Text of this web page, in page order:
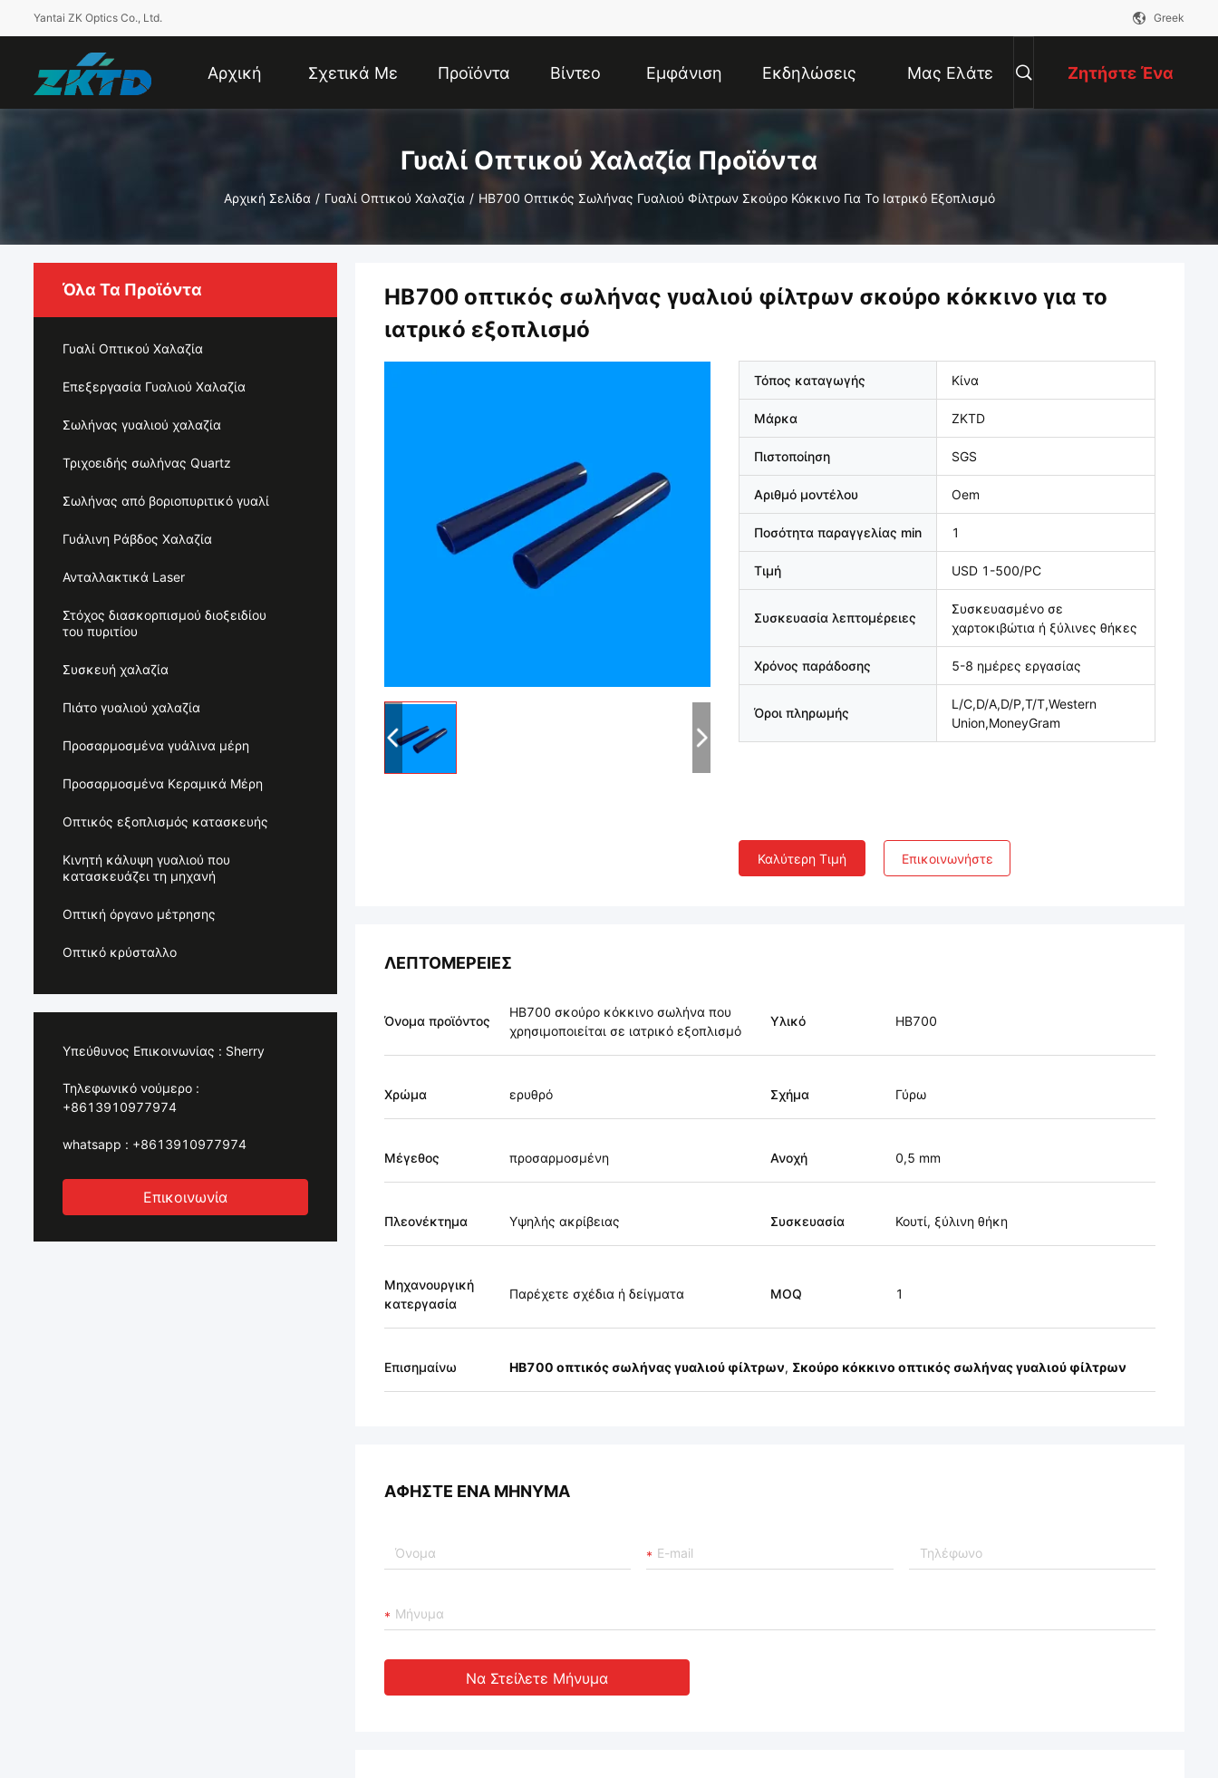
Yantai ZK Optics Co., Ltd. Greek
Αρχική Σχετικά Με Προϊόντα Βίντεο Εμφάνιση Εκδηλώσεις Μας Ελάτε Ζητήστε Ένα
Γυαλί Οπτικού Χαλαζία Προϊόντα
Αρχική Σελίδα / Γυαλί Οπτικού Χαλαζία / HB700 Οπτικός Σωλήνας Γυαλιού Φίλτρων Σκούρο Κόκκινο Για Το Ιατρικό Εξοπλισμό
Όλα Τα Προϊόντα
Γυαλί Οπτικού Χαλαζία
Επεξεργασία Γυαλιού Χαλαζία
Σωλήνας γυαλιού χαλαζία
Τριχοειδής σωλήνας Quartz
Σωλήνας από βοριοπυριτικό γυαλί
Γυάλινη Ράβδος Χαλαζία
Ανταλλακτικά Laser
Στόχος διασκορπισμού διοξειδίου
του πυριτίου
Συσκευή χαλαζία
Πιάτο γυαλιού χαλαζία
Προσαρμοσμένα γυάλινα μέρη
Προσαρμοσμένα Κεραμικά Μέρη
Οπτικός εξοπλισμός κατασκευής
Κινητή κάλυψη γυαλιού που
κατασκευάζει τη μηχανή
Οπτική όργανο μέτρησης
Οπτικό κρύσταλλο
Υπεύθυνος Επικοινωνίας : Sherry
Τηλεφωνικό νούμερο :
+8613910977974
whatsapp : +8613910977974
Επικοινωνία
HB700 οπτικός σωλήνας γυαλιού φίλτρων σκούρο κόκκινο για το
ιατρικό εξοπλισμό
Τόπος καταγωγής Κίνα
Μάρκα ZKTD
Πιστοποίηση SGS
Αριθμό μοντέλου Oem
Ποσότητα παραγγελίας min 1
Τιμή USD 1-500/PC
Συσκευασία λεπτομέρειες
Συσκευασμένο σε
χαρτοκιβώτια ή ξύλινες θήκες
Χρόνος παράδοσης 5-8 ημέρες εργασίας
Όροι πληρωμής
L/C,D/A,D/P,T/T,Western
Union,MoneyGram
Καλύτερη Τιμή Επικοινωνήστε
ΛΕΠΤΟΜΈΡΕΙΕΣ
Όνομα προϊόντος
HB700 σκούρο κόκκινο σωλήνα που
χρησιμοποιείται σε ιατρικό εξοπλισμό
Υλικό HB700
Χρώμα ερυθρό Σχήμα Γύρω
Μέγεθος προσαρμοσμένη Ανοχή 0,5 mm
Πλεονέκτημα Υψηλής ακρίβειας Συσκευασία Κουτί, ξύλινη θήκη
Μηχανουργική
κατεργασία
Παρέχετε σχέδια ή δείγματα MOQ 1
Επισημαίνω HB700 οπτικός σωλήνας γυαλιού φίλτρων, Σκούρο κόκκινο οπτικός σωλήνας γυαλιού φίλτρων
ΑΦΉΣΤΕ ΈΝΑ ΜΉΝΥΜΑ
Να Στείλετε Μήνυμα